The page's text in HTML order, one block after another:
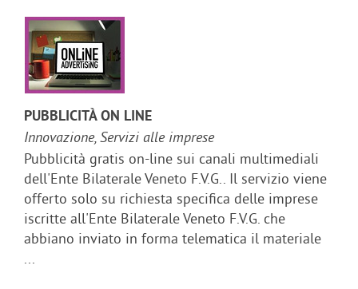
PUBBLICITÀ ON LINE
Innovazione, Servizi alle imprese
Pubblicità gratis on-line sui canali multimediali
dell'Ente Bilaterale Veneto F.V.G.. Il servizio viene
offerto solo su richiesta specifica delle imprese
iscritte all'Ente Bilaterale Veneto F.V.G. che
abbiano inviato in forma telematica il materiale
...